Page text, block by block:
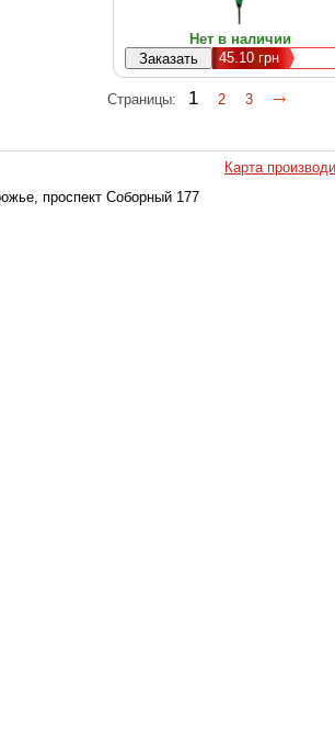
Нет в наличии
45.10 грн
Страницы: 1 2 3
Карта
проспект Соборный 177